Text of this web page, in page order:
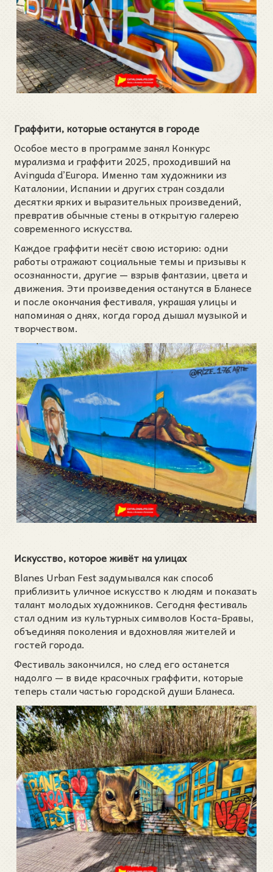
Граффити, которые останутся в городе
Особое место в программе занял Конкурс
мурализма и граффити 2025, проходивший на
Avinguda d’Europa. Именно там художники из
Каталонии, Испании и других стран создали
десятки ярких и выразительных произведений,
превратив обычные стены в открытую галерею
современного искусства.
Каждое граффити несёт свою историю: одни
работы отражают социальные темы и призывы к
осознанности, другие — взрыв фантазии, цвета и
движения. Эти произведения останутся в Бланесе
и после окончания фестиваля, украшая улицы и
напоминая о днях, когда город дышал музыкой и
творчеством.
Искусство, которое живёт на улицах
Blanes Urban Fest задумывался как способ
приблизить уличное искусство к людям и показать
талант молодых художников. Сегодня фестиваль
стал одним из культурных символов Коста-Бравы,
объединяя поколения и вдохновляя жителей и
гостей города.
Фестиваль закончился, но след его останется
надолго — в виде красочных граффити, которые
теперь стали частью городской души Бланеса.